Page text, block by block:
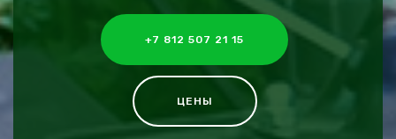
+7 812 507 21 15
ЦЕНЫ